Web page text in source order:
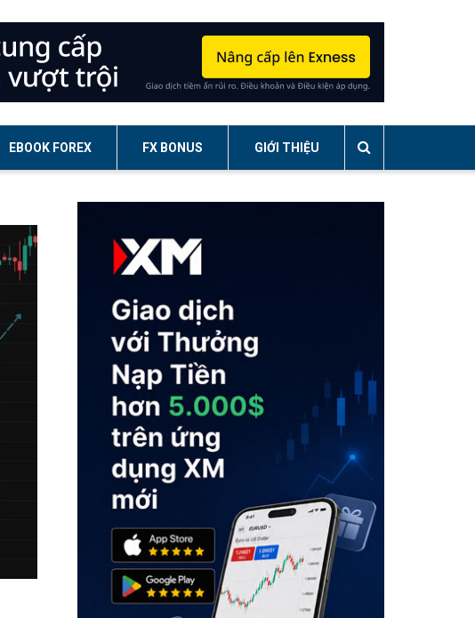
EBOOK FOREX FX BONUS GIỚI THIỆU